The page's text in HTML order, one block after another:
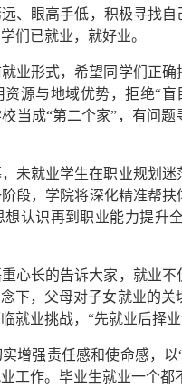
、眼高手低，积极寻找
们已就业，就好业。
业形式，希望同学们正
源与地域优势，拒绝“
当成“第二个家”，有问
未就业学生在职业规划
段，学院将深化精准帮
认识再到职业能力提升
心长的告诉大家，就业
下，父母对子女就业的
就业挑战，“先就业后择
增强责任感和使命感，
工作。毕业生就业一个都